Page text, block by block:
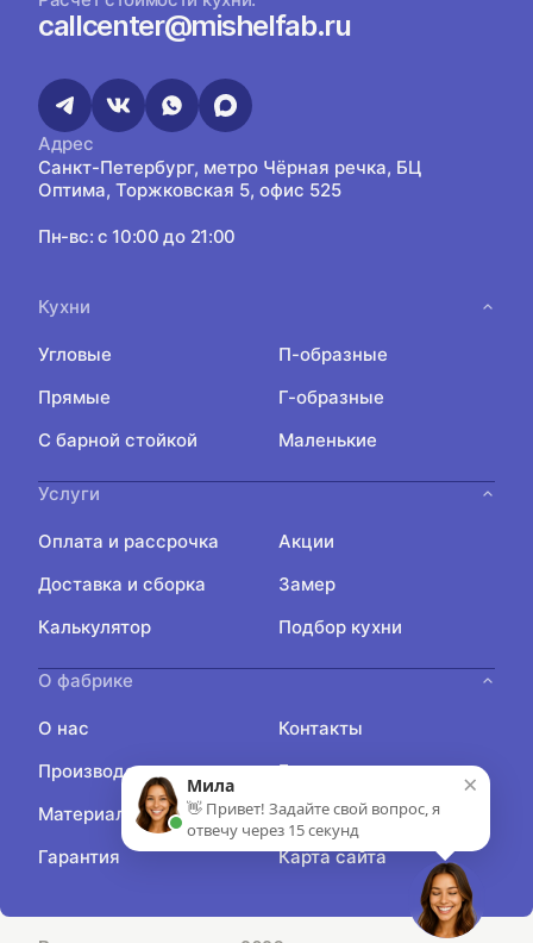
callcenter@mishelfab.ru
Адрес
Санкт-Петербург, метро Чёрная речка, БЦ
Оптима, Торжковская 5, офис 525
Пн-вс: с 10:00 до 21:00
Кухни
Угловые
П-образные
Прямые
Г-образные
С барной стойкой
Маленькие
Услуги
Оплата и рассрочка
Акции
Доставка и сборка
Замер
Калькулятор
Подбор кухни
О фабрике
О нас
Контакты
Производство
Блог
Материалы
Отзывы
Гарантия
Карта сайта
×
Мила
👋 Привет! Задайте свой вопрос, я
отвечу через 15 секунд